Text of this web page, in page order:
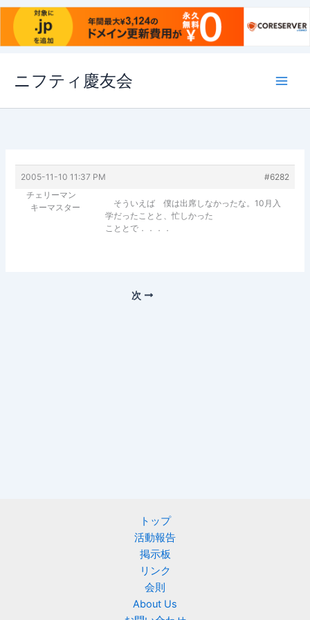
ス
ニフティ慶友会
2005-11-10 11:37 PM
#6282
チェリーマン
キーマスター
そういえば 僕は出席しなかったな。10月入
学だったことと、忙しかった
こととで．．．．
次
トップ
活動報告
掲示板
リンク
会則
About Us